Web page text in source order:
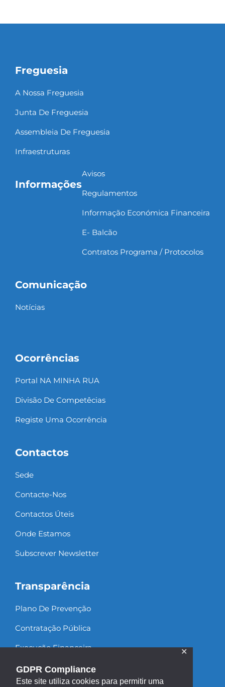
GDPR Compliance
Este site utiliza cookies para permitir uma
✕
Freguesia
A Nossa Freguesia
Junta De Freguesia
Assembleia De Freguesia
Infraestruturas
Informações
Avisos
Regulamentos
Informação Económica Financeira
E- Balcão
Contratos Programa / Protocolos
Comunicação
Notícias
Ocorrências
Portal NA MINHA RUA
Divisão De Competêcias
Registe Uma Ocorrência
Contactos
Sede
Contacte-Nos
Contactos Úteis
Onde Estamos
Subscrever Newsletter
Transparência
Plano De Prevenção
Contratação Pública
Execução Financeira
Recursos Humanos